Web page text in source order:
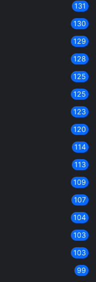
131
130
129
128
125
125
123
120
114
113
109
107
104
103
103
99